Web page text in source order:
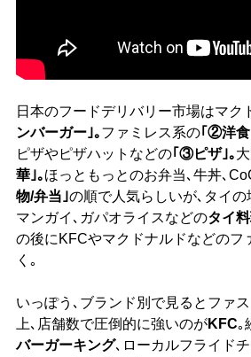
日本のフードデリバリー市場はマク
ンバーガー｣｡ファミレス系の｢②洋食
ピザやピザハットなどの｢③ピザ｣｡
華｣｡ほっともっとのお弁当､牛丼､
物/弁当｣の順で人気らしいが､タイの
マンガイ､ガパオライスなどのタイ
の後にKFCやマクドナルドなどのフ
く｡
いっぽう､ブランド別で見るとファ
上､店舗数で圧倒的に強いのがKFC｡
バーガーキング､ローカルフライド